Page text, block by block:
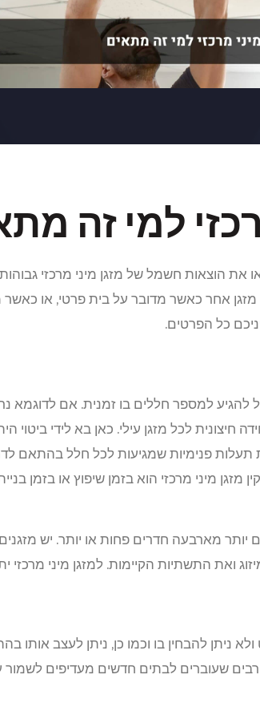
למי זה
את הוצאות חשמל של מזגן מיני מרכזי
מזגן אחר כאשר מדובר על בית פרטי, או
כל הפרטים.
להגיע למספר חללים בו זמנית. אם
לכל מזגן עילי. כאן בא לידי ביטוי
פנימיות שמגיעות לכל חלל בהתאם
מיני מרכזי הוא בזמן שיפוץ או בזמן
יותר מארבעה חדרים פחות או יותר. יש
התשתיות הקיימות. למזגן מיני מרכזי
ניתן להבחין בו וכמו כן, ניתן לעצב אותו
שעוברים לבתים חדשים מעדיפים לשמור